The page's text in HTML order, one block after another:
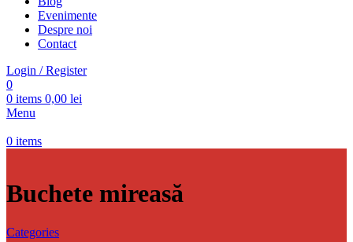
Evenimente
Despre noi
Contact
Login / Register
0
0 items 0,00 lei
Menu
0 items
Buchete mireasă
Categories